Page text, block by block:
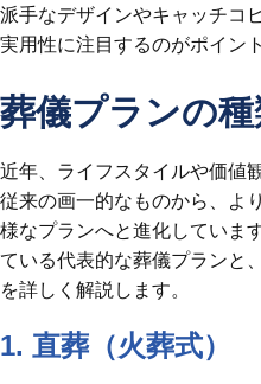
派手なデザインやキャッチコ
実用性に注目するのがポイント
葬儀プランの
近年、ライフスタイルや価値
従来の画一的なものから、よ
様なプランへと進化していま
ている代表的な葬儀プランと
を詳しく解説します。
1. 直葬（火葬式）